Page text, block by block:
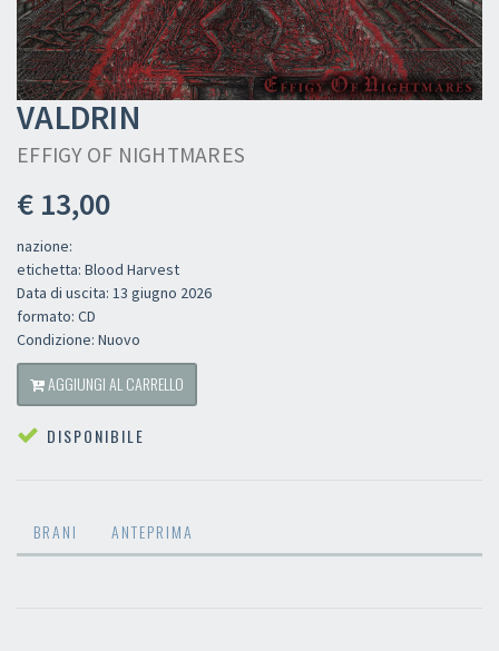
VALDRIN
EFFIGY OF NIGHTMARES
€ 13,00
nazione:
etichetta: Blood Harvest
Data di uscita: 13 giugno 2026
formato: CD
Condizione: Nuovo
AGGIUNGI AL CARRELLO
DISPONIBILE
BRANI ANTEPRIMA